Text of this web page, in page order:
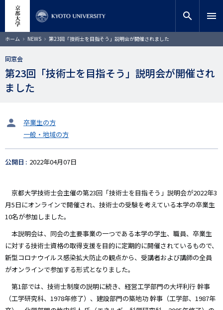
コ
ン
テ
ン
ツ
サイト内検索 search menu
ホーム NEWS 第23回「技術士を目指そう」説明会が開催されました
同窓会
第23回「技術士を目指そう」説明会が開催され
ました
タ
ッ
ト
卒業生の方
一般・地域の方
公開日 2022年04月07日
京都大学技術士会主催の第23回「技術士を目指そう」説明会が2022年3
月5日にオンラインで開催され、技術士の受験を考えている本学の卒業生
10名が参加しました。
本説明会は、同会の主要事業の一つである本学の学生、職員、卒業生
に対する技術士資格の取得支援を目的に定期的に開催されているもので、
新型コロナウイルス感染拡大防止の観点から、受講者および講師の全員
がオンラインで参加する形式となりました。
第1部では、技術士制度の説明に続き、経営工学部門の大坪利行 幹事
（工学研究科、1978年修了）、建設部門の築地功 幹事（工学部、1987年